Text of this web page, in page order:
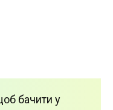
бачити у